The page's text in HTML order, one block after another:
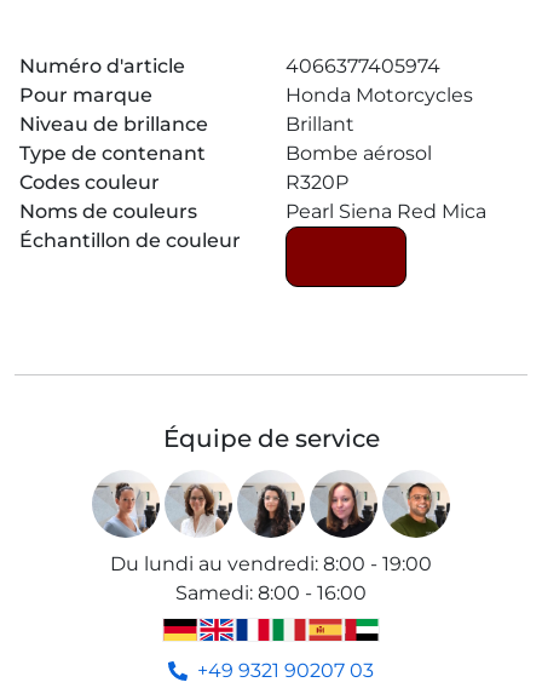
Numéro d'article
4066377405974
Pour marque
Honda Motorcycles
Niveau de brillance
Brillant
Type de contenant
Bombe aérosol
Codes couleur
R320P
Noms de couleurs
Pearl Siena Red Mica
Échantillon de couleur
Équipe de service
Du lundi au vendredi: 8:00 - 19:00
Samedi: 8:00 - 16:00
+49 9321 90207 03